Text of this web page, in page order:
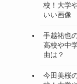
校！大学
いい画像
手越祐也
高校や中
由は？
今田美桜